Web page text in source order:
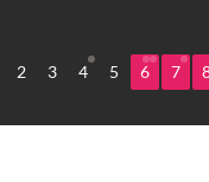
2 3 4 5 6 7